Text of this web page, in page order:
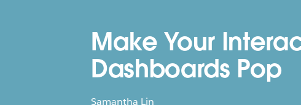
Make Your
Dashboards Pop
Samantha Lin